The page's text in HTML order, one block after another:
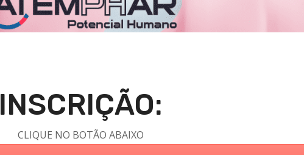
INSCRIÇÃO:
CLIQUE NO BOTÃO ABAIXO